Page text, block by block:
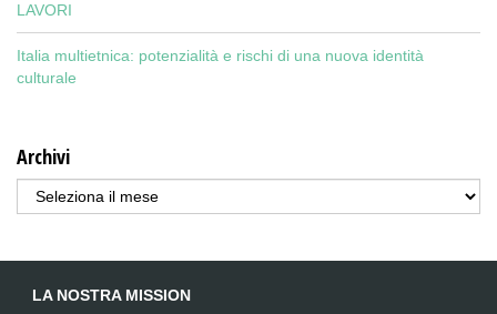
LAVORI
Italia multietnica: potenzialità e rischi di una nuova identità
culturale
Archivi
Archivi
LA NOSTRA MISSION